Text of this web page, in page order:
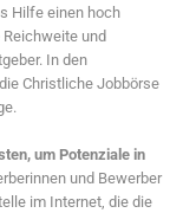
Hilfe einen hoch
und
In den
Christliche Jobbörse
um Potenziale in
und Bewerber
im Internet, die die